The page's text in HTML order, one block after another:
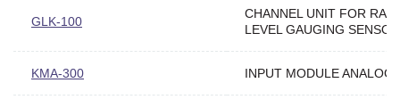
GLK-100
CHANNEL UNIT FOR
LEVEL GAUGING SENSOR
KMA-300 INPUT MODULE ANALOG